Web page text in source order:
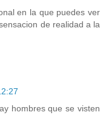
en la que puedes ver
de realidad a la
hombres que se visten